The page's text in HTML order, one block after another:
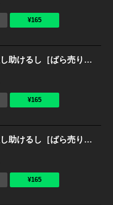
¥165
推しが死ぬし助けるし［ばら売り］第6話［黒蜜］
¥165
推しが死ぬし助けるし［ばら売り］第5話［黒蜜］
¥165